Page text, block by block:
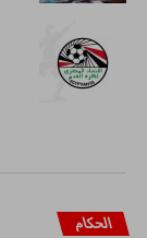
الحكام